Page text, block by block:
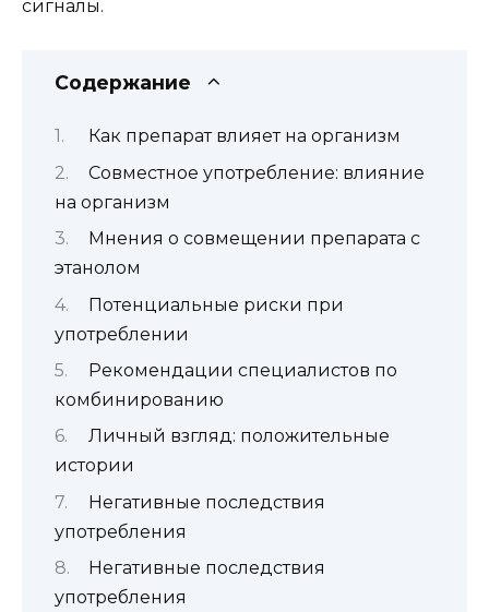
сигналы.
Содержание
Как препарат влияет на организм
Совместное употребление: влияние
на организм
Мнения о совмещении препарата с
этанолом
Потенциальные риски при
употреблении
Рекомендации специалистов по
комбинированию
Личный взгляд: положительные
истории
Негативные последствия
употребления
Негативные последствия
употребления